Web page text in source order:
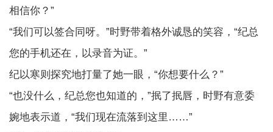
相信你？”
“我们可以签合同呀。”时野带着格外诚恳的笑容，“纪总
您的手机还在，以录音为证。”
纪以寒则探究地打量了她一眼，“你想要什么？”
“也没什么，纪总您也知道的，”抿了抿唇，时野有意委
婉地表示道，“我们现在流落到这里……”